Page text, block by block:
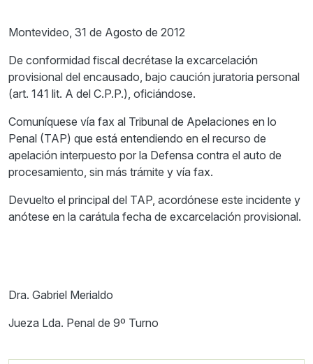
Montevideo, 31 de Agosto de 2012
De conformidad fiscal decrétase la excarcelación
provisional del encausado, bajo caución juratoria personal
(art. 141 lit. A del C.P.P.), oficiándose.
Comuníquese vía fax al Tribunal de Apelaciones en lo
Penal (TAP) que está entendiendo en el recurso de
apelación interpuesto por la Defensa contra el auto de
procesamiento, sin más trámite y vía fax.
Devuelto el principal del TAP, acordónese este incidente y
anótese en la carátula fecha de excarcelación provisional.
Dra. Gabriel Merialdo
Jueza Lda. Penal de 9º Turno